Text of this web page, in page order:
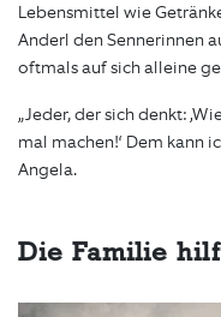
Lebensmittel wie
Anderl den Sennerinnen
oftmals auf sich alleine
„Jeder, der sich denkt:
mal machen!‘ Dem kann
Angela.
Die Familie